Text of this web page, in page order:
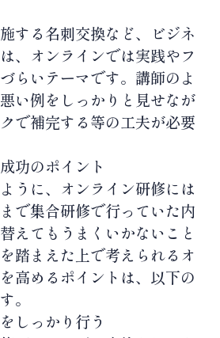
する名刺交換など、ビジネ
、オンラインでは実践やフ
らいテーマです。講師のよ
い例をしっかりと見せなが
で補完する等の工夫が必要
功のポイント
うに、オンライン研修には
で集合研修で行っていた内
えてもうまくいかないこと
踏まえた上で考えられるオ
高めるポイントは、以下の
。
しっかり行う